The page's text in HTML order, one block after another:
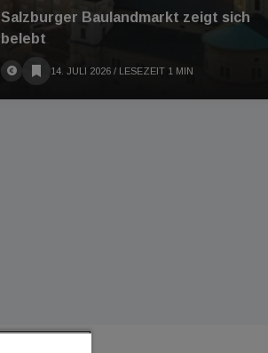
Salzburger Baulandmarkt zeigt sich
belebt
14. JULI 2026 / LESEZEIT 1 MIN